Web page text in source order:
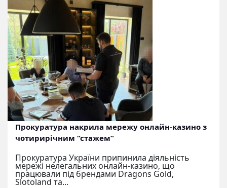
Прокуратура накрила мережу онлайн-казино з
чотирирічним “стажем”
Прокуратура України припинила діяльність
мережі нелегальних онлайн-казино, що
працювали під брендами Dragons Gold,
Slotoland та...